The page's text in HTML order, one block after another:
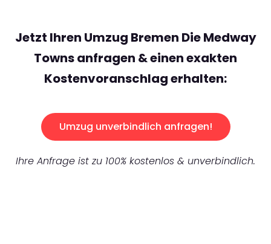
Jetzt Ihren Umzug Bremen Die Medway
Towns anfragen & einen exakten
Kostenvoranschlag erhalten:
Umzug unverbindlich anfragen!
Ihre Anfrage ist zu 100% kostenlos & unverbindlich.